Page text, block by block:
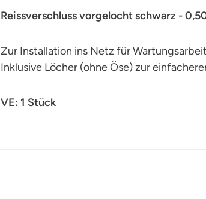
Reissverschluss vorgelocht schwarz -
Zur Installation ins Netz für
Inklusive Löcher (ohne Öse) zur
VE: 1 Stück